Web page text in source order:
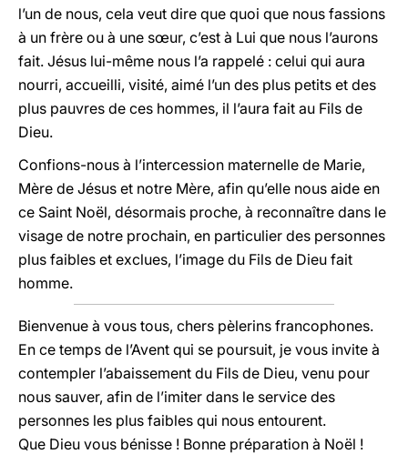
l’un de nous, cela veut dire que quoi que nous fassions
à un frère ou à une sœur, c’est à Lui que nous l’aurons
fait. Jésus lui-même nous l’a rappelé : celui qui aura
nourri, accueilli, visité, aimé l’un des plus petits et des
plus pauvres de ces hommes, il l’aura fait au Fils de
Dieu.
Confions-nous à l’intercession maternelle de Marie,
Mère de Jésus et notre Mère, afin qu’elle nous aide en
ce Saint Noël, désormais proche, à reconnaître dans le
visage de notre prochain, en particulier des personnes
plus faibles et exclues, l’image du Fils de Dieu fait
homme.
Bienvenue à vous tous, chers pèlerins francophones.
En ce temps de l’Avent qui se poursuit, je vous invite à
contempler l’abaissement du Fils de Dieu, venu pour
nous sauver, afin de l’imiter dans le service des
personnes les plus faibles qui nous entourent.
Que Dieu vous bénisse ! Bonne préparation à Noël !